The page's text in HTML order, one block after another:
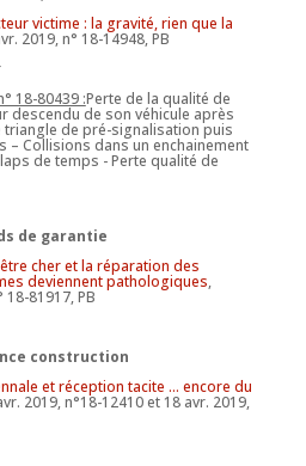
victime : la gravité, rien que la
2019, n° 18-14948, PB
18-80439 :Perte de la qualité de
descendu de son véhicule après
de pré-signalisation puis
– Collisions dans un enchainement
de temps - Perte qualité de
de garantie
être cher et la réparation des
deviennent pathologiques,
18-81917, PB
construction
et réception tacite … encore du
2019, n°18-12410 et 18 avr. 2019,